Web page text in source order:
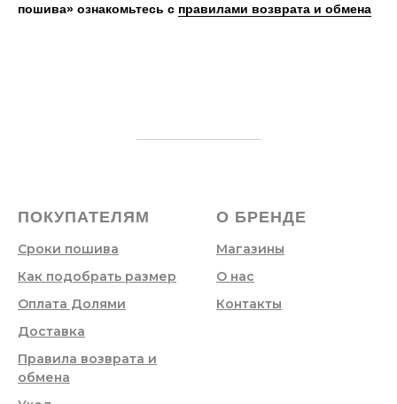
пошива» ознакомьтесь с правилами возврата и обмена
ПОКУПАТЕЛЯМ
Сроки пошива
Как подобрать размер
Оплата Долями
Доставка
Правила возврата и
обмена
О БРЕНДЕ
Магазины
О нас
Контакты